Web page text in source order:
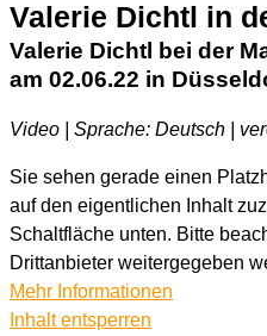
Valerie Dichtl in
Valerie Dichtl bei der
am 02.06.22 in
Video | Sprache: Deutsch |
Sie sehen gerade einen
auf den eigentlichen Inhalt
Schaltfläche unten. Bitte
Drittanbieter weitergegeben
Mehr Informationen
Inhalt entsperren